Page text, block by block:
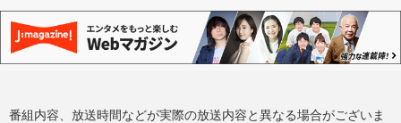
番組内容、放送時間などが実際の放送内容と異なる場合がございま